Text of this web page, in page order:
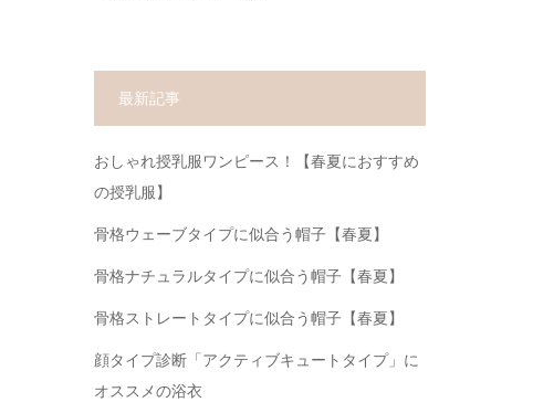
最新記事
おしゃれ授乳服ワンピース！【春夏におすすめ
の授乳服】
骨格ウェーブタイプに似合う帽子【春夏】
骨格ナチュラルタイプに似合う帽子【春夏】
骨格ストレートタイプに似合う帽子【春夏】
顔タイプ診断「アクティブキュートタイプ」に
オススメの浴衣